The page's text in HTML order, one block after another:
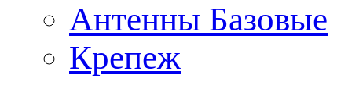
Антенны Базовые
Крепеж